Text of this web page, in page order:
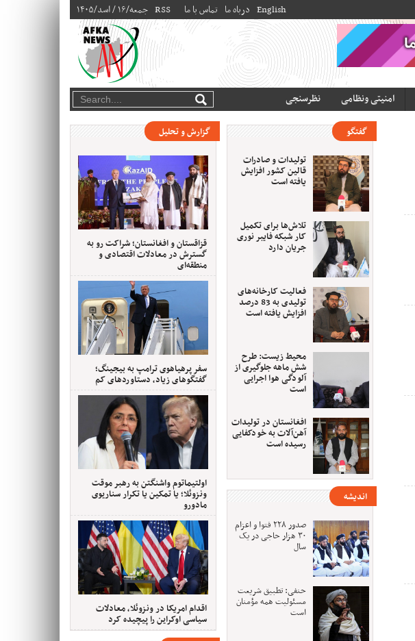
۱۴۰۵/جمعه/۱۶ / اسد RSS تماس با ما درباه ما English
امنیتی ونظامی نظرسنجی
گفتگو
تولیدات و صادرات
قالین کشور افزایش
یافته است
تلاش‌ها برای تکمیل
کار شبکه فایبر نوری
جریان دارد
فعالیت کارخانه‌های
تولیدی به 83 درصد
افزایش یافته است
محیط زیست: طرح
شش ماهه جلوگیری از
آلودگی هوا اجرایی
است
افغانستان در تولیدات
آهن‌آلات به خودکفایی
رسیده است
اندیشه
صدور ۲۲۸ فتوا و اعزام
۳۰ هزار حاجی در یک
سال
حنفی: تطبیق شریعت
مسئولیت همه مؤمنان
است
گزارش و تحلیل
قزاقستان و افغانستان؛ شراکت رو به
گسترش در معادلات اقتصادی و
منطقه‌ای
سفر پرهیاهوی ترامپ به بیجینگ؛
گفتگوهای زیاد، دستاوردهای کم
اولتیماتوم واشنگتن به رهبر موقت
ونزوئلا؛ یا تمکین یا تکرار سناریوی
مادورو
اقدام امریکا در ونزوئلا، معادلات
سیاسی اوکراین را پیچیده کرد